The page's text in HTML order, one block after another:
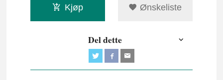
Kjøp Ønskeliste
Del dette